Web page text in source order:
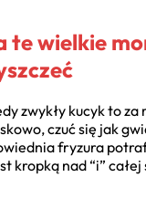
te wielkie
zwykły kucyk to za
czuć się jak
fryzura
kropką nad “i”